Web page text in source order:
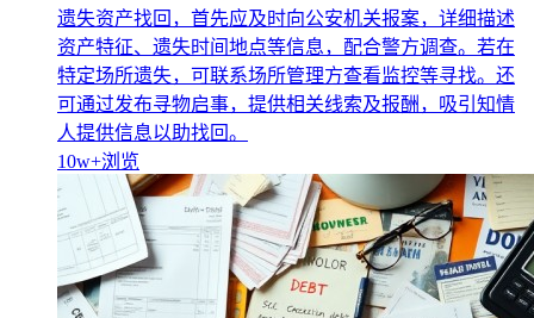
遗失资产找回，首先应及时向公安机关报案，详细描述
资产特征、遗失时间地点等信息，配合警方调查。若在
特定场所遗失，可联系场所管理方查看监控等寻找。还
可通过发布寻物启事，提供相关线索及报酬，吸引知情
人提供信息以助找回。
10w+浏览